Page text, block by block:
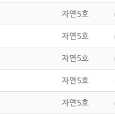
자연5호
자연5호
자연5호
자연5호
자연5호